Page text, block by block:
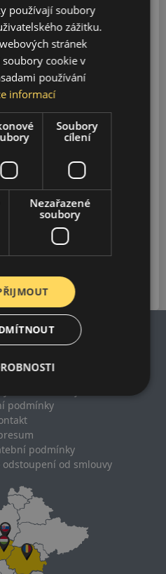
podmínky
podmínky
od smlouvy
používají soubory
zážitku.
stránek
soubory cookie v
používání
informací
Soubory
cílení
Nezařazené
soubory